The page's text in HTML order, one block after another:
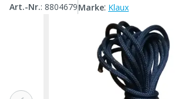
Art.-Nr.: 8804679Marke: Klaux